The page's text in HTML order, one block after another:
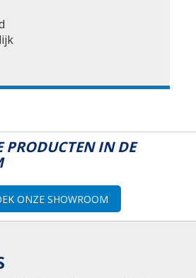
PRODUCTEN IN DE
ONZE SHOWROOM